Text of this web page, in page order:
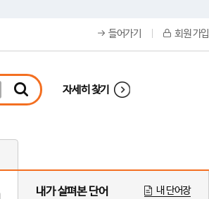
들어가기 회원 가입
자세히 찾기
내가 살펴본 단어 내 단어장